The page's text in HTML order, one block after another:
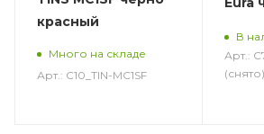
красный
Много на складе
Арт.: C10_TIN-MC1SF
В
Арт.:
(снято)